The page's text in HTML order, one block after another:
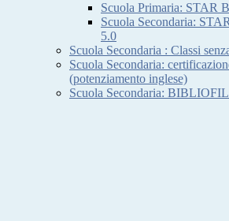
Scuola Primaria: STAR
Scuola Secondaria:
5.0
Scuola Secondaria : Classi
Scuola Secondaria:
(potenziamento inglese)
Scuola Secondaria: